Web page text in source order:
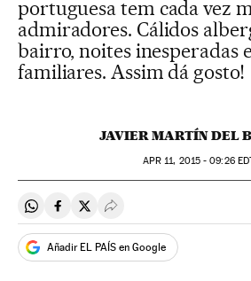
portuguesa tem cada vez
admiradores. Cálidos
bairro, noites inesperadas
familiares. Assim dá gosto!
JAVIER MARTÍN DEL
APR 11, 2015 - 09:26
Compartir en Whatsapp
Compartir en Facebook
Compartir en Twitter
Desplegar Redes
Añadir EL PAÍS en Google